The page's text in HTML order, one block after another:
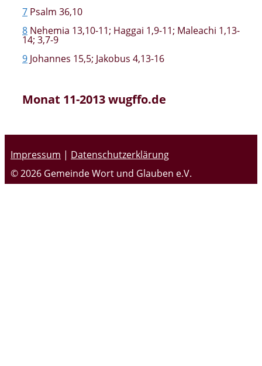
7 Psalm 36,10
8 Nehemia 13,10-11; Haggai 1,9-11; Maleachi 1,13-
14; 3,7-9
9 Johannes 15,5; Jakobus 4,13-16
Monat 11-2013 wugffo.de
Impressum | Datenschutzerklärung
© 2026 Gemeinde Wort und Glauben e.V.